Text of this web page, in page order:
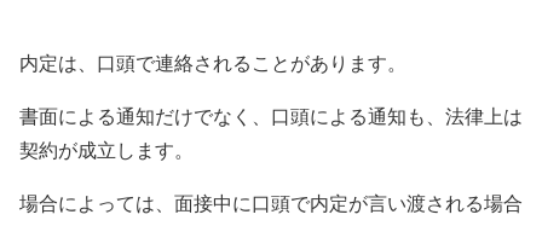
内定は、口頭で連絡されることがあります。
書面による通知だけでなく、口頭による通知も、法律上は
契約が成立します。
場合によっては、面接中に口頭で内定が言い渡される場合